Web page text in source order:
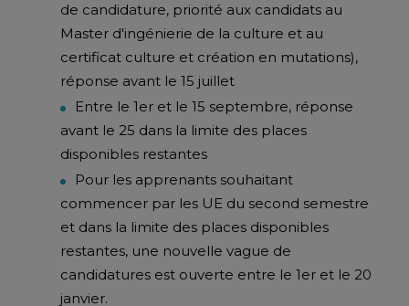
de candidature, priorité aux candidats au
Master d'ingénierie de la culture et au
certificat culture et création en mutations),
réponse avant le 15 juillet
Entre le 1er et le 15 septembre, réponse
avant le 25 dans la limite des places
disponibles restantes
Pour les apprenants souhaitant
commencer par les UE du second semestre
et dans la limite des places disponibles
restantes, une nouvelle vague de
candidatures est ouverte entre le 1er et le 20
janvier.